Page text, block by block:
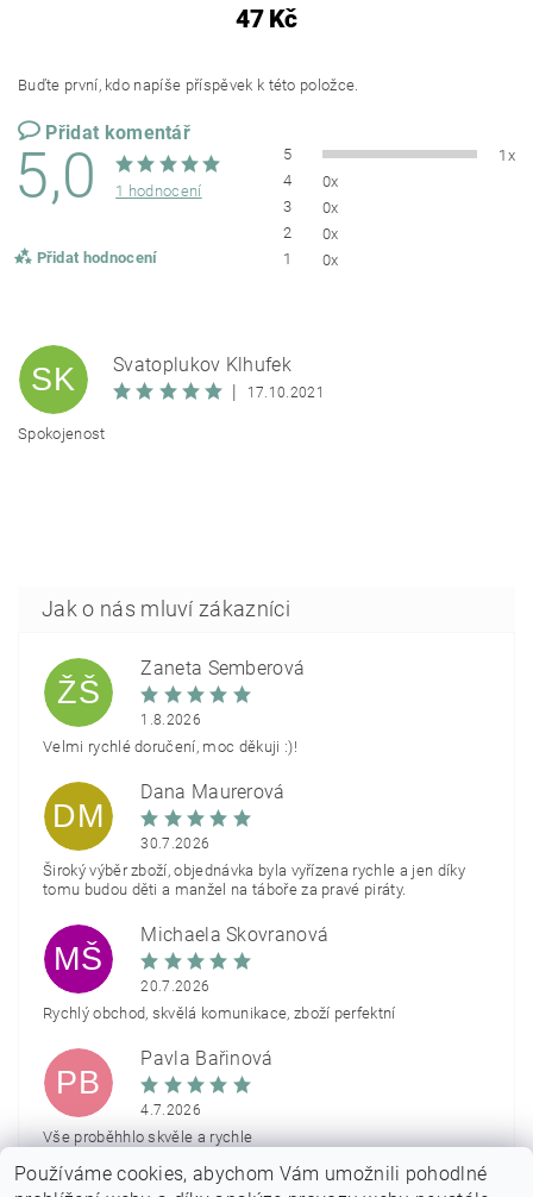
47 Kč
Buďte první, kdo napíše příspěvek k této položce.
Přidat komentář
5,0 1 hodnocení
Přidat hodnocení
5
1x
4
0x
3
0x
2
0x
1
0x
SK
Svatoplukov Klhufek
|
17.10.2021
Spokojenost
ŽŠ
Žaneta Šemberová
1.8.2026
Velmi rychlé doručení, moc děkuji :)!
DM
Dana Maurerová
30.7.2026
Široký výběr zboží, objednávka byla vyřízena rychle a jen díky
tomu budou děti a manžel na táboře za pravé piráty.
MŠ
Michaela Škovranová
20.7.2026
Rychlý obchod, skvělá komunikace, zboží perfektní
PB
Pavla Bařinová
4.7.2026
Vše proběhhlo skvěle a rychle
Zobrazit další hodnocení
Používáme cookies, abychom Vám umožnili pohodlné